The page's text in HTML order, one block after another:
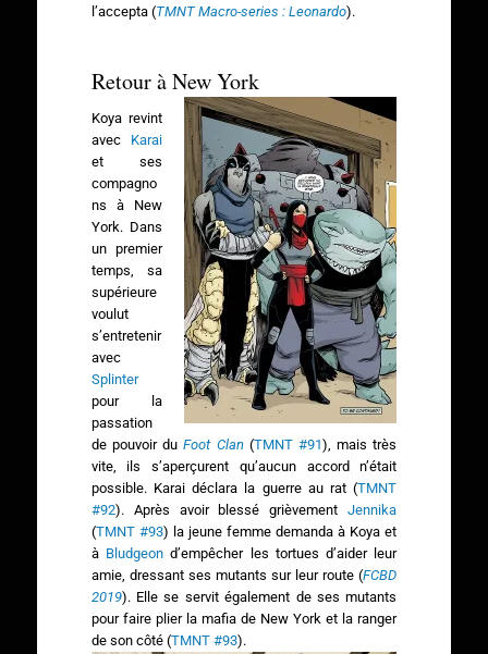
l’accepta (TMNT Macro-series : Leonardo).
Retour à New York
Koya revint
avec Karai
et ses
compagno
ns à New
York. Dans
un premier
temps, sa
supérieure
voulut
s’entretenir
avec
Splinter
pour la
passation
de pouvoir duFoot Clan(TMNT #91), mais très
vite, ils s’aperçurent qu’aucun accord n’était
possible. Karai déclara la guerre au rat (TMNT
#92). Après avoir blessé grièvementJennika
(TMNT #93) la jeune femme demanda à Koya et
à Bludgeond’empêcher les tortues d’aider leur
amie, dressant ses mutants sur leur route (FCBD
2019). Elle se servit également de ses mutants
pour faire plier la mafia de New York et la ranger
de son côté (TMNT #93).